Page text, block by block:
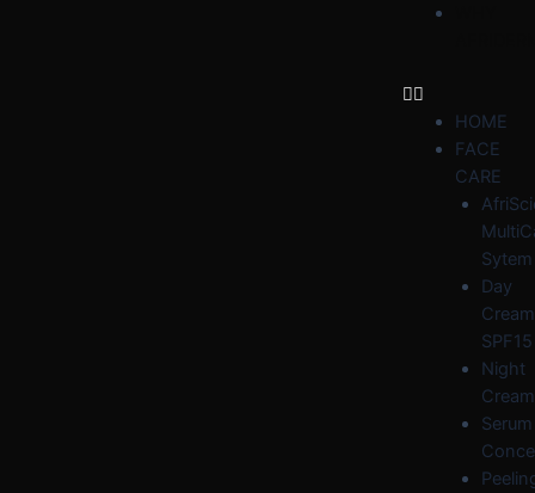
HOME
FACE
CARE
Sytem
Day
Cream
SPF15
Night
Cream
Serum